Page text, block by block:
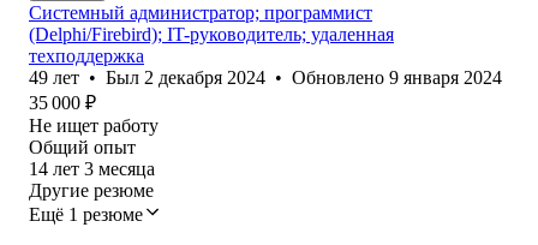
Системный администратор; программист
(Delphi/Firebird); IT-руководитель; удаленная
техподдержка
49 лет • Был 2 декабря 2024 • Обновлено 9 января 2024
35 000 ₽
Не ищет работу
Общий опыт
14 лет 3 месяца
Другие резюме
Ещё 1 резюме